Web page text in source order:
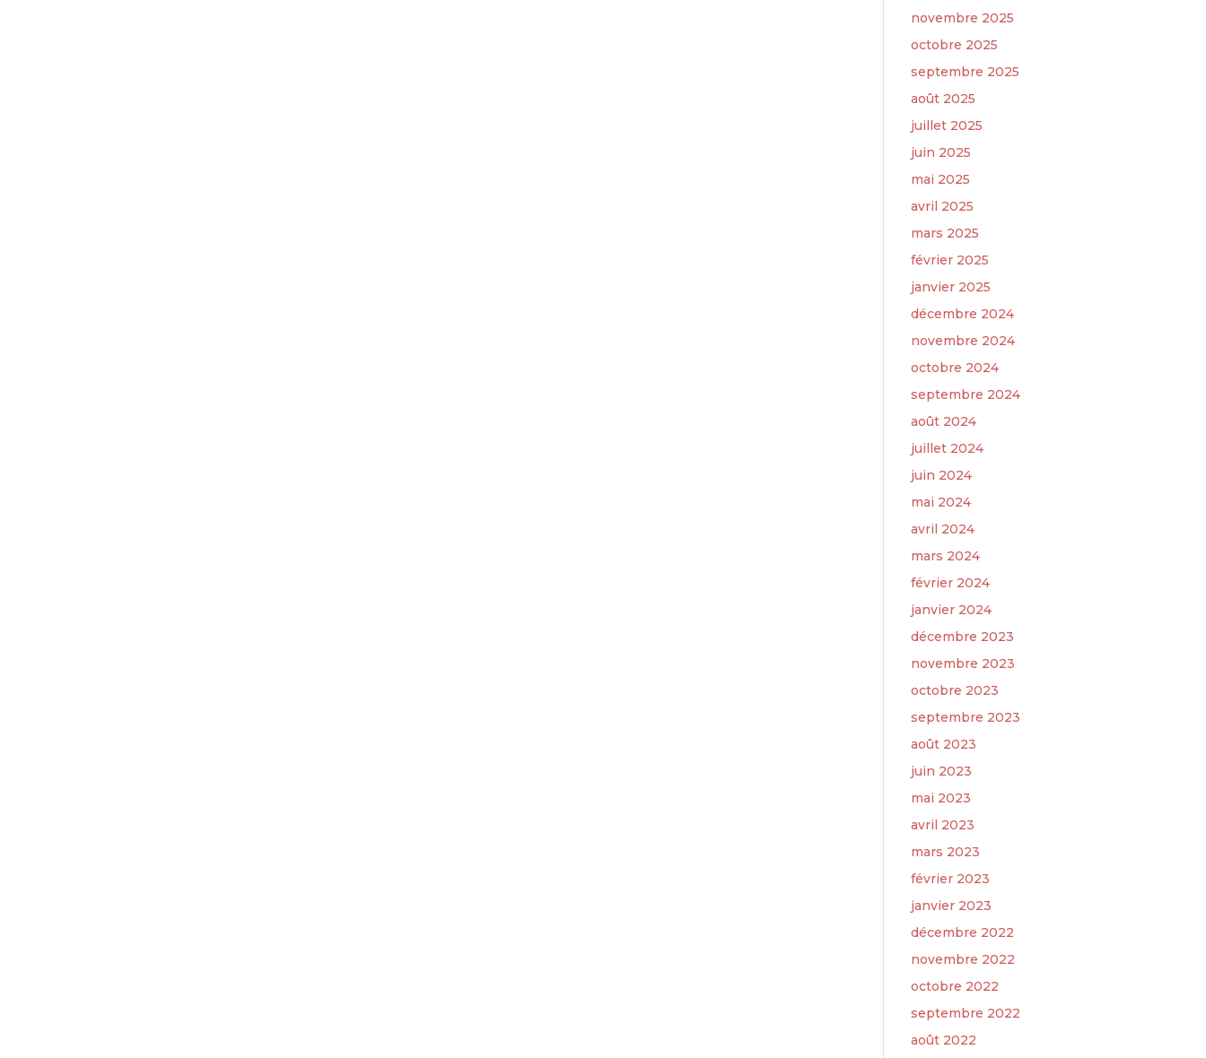
novembre 2025
octobre 2025
septembre 2025
août 2025
juillet 2025
juin 2025
mai 2025
avril 2025
mars 2025
février 2025
janvier 2025
décembre 2024
novembre 2024
octobre 2024
septembre 2024
août 2024
juillet 2024
juin 2024
mai 2024
avril 2024
mars 2024
février 2024
janvier 2024
décembre 2023
novembre 2023
octobre 2023
septembre 2023
août 2023
juin 2023
mai 2023
avril 2023
mars 2023
février 2023
janvier 2023
décembre 2022
novembre 2022
octobre 2022
septembre 2022
août 2022